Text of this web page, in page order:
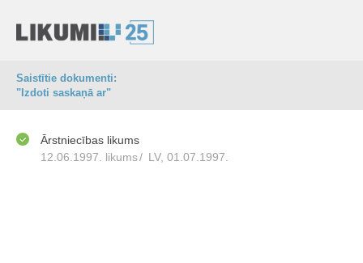
Saistītie dokumenti:
"Izdoti saskaņā ar"
Ārstniecības likums
12.06.1997. likums/ LV, 01.07.1997.